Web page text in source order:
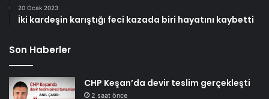
20 Ocak 2023
İki kardeşin karıştığı feci kazada biri hayatını kaybetti
Son Haberler
CHP Keşan’da devir teslim gerçekleşti
2 saat önce